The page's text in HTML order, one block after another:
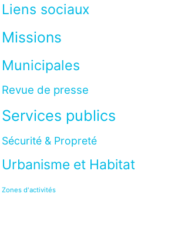
Liens sociaux
Missions
Municipales
Revue de presse
Services publics
Sécurité & Propreté
Urbanisme et Habitat
Zones d'activités